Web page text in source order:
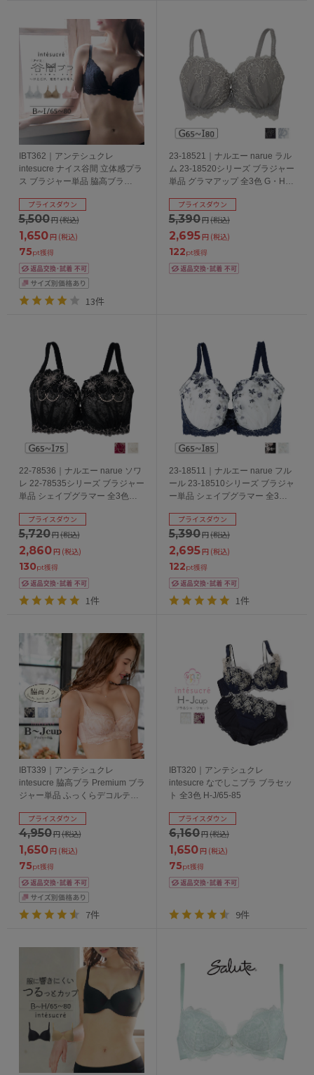
IBT362｜アンテシュクレ
intesucre ナイス谷間 立体感プラ
ス ブラジャー単品 脇高ブラ
65/70/75/80cm
5,500円(税込)
プライスダウン
1,650円 (税込)
75pt獲得
13件
23-18521｜ナルエー narue ラル
ム 23-18520シリーズ ブラジャー
単品 グラマアップ 全3色 G・H・
80cm
5,390円(税込)
プライスダウン
2,695円 (税込)
122pt獲得
22-78536｜ナルエー narue ソワ
レ 22-78535シリーズ ブラジャー
単品 シェイプグラマー 全3色
70・75・80cm
5,720円(税込)
プライスダウン
2,860円 (税込)
130pt獲得
1件
23-18511｜ナルエー narue フル
ール 23-18510シリーズ ブラジャ
ー単品 シェイプグラマー 全3色
70・75・80・85cm
5,390円(税込)
プライスダウン
2,695円 (税込)
122pt獲得
1件
IBT339｜アンテシュクレ
intesucre 脇高ブラ Premium ブラ
ジャー単品 ふっくらデコルテメ
4,950円(税込)
プライスダウン
1,650円 (税込)
75pt獲得
7件
IBT320｜アンテシュクレ
intesucre なでしこブラ ブラセッ
ト 全3色 H-J/65-85
6,160円(税込)
プライスダウン
1,650円 (税込)
75pt獲得
9件